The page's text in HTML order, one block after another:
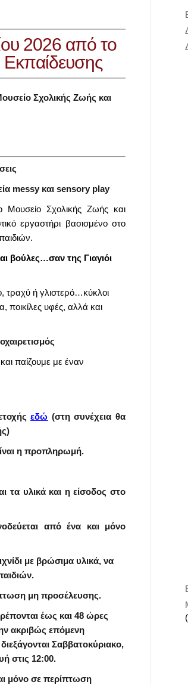
2026 από το
Εκπαίδευσης
Σχολικής Ζωής και
messy και sensory play
Σχολικής Ζωής και
εργαστήρι βασισμένο στο
βούλες…σαν της Γιαγιόι
τραχύ ή γλιστερό…κύκλοι
ποικίλες υφές, αλλά και
παίζουμε με έναν
εδώ (στη συνέχεια θα
η προπληρωμή.
τα υλικά και η είσοδος στο
από ένα και μόνο
με βρώσιμα υλικά, να
μη προσέλευσης.
έως και 48 ώρες
ακριβώς επόμενη
Σαββατοκύριακο,
στις 12:00.
μόνο σε περίπτωση